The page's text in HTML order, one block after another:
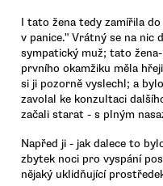
I tato žena tedy zamířila
v panice." Vrátný se na nic
sympatický muž; tato
prvního okamžiku měla
si ji pozorně vyslechl; a
zavolal ke konzultaci
začali starat - s plným
Napřed ji - jak dalece to
zbytek noci pro vyspání
nějaký uklidňující